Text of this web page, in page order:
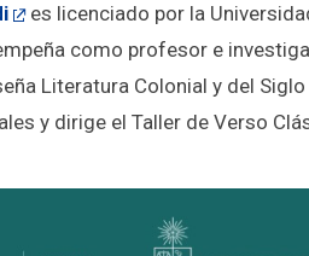
es licenciado por la
como profesor e
Literatura Colonial y del
y dirige el Taller de Verso